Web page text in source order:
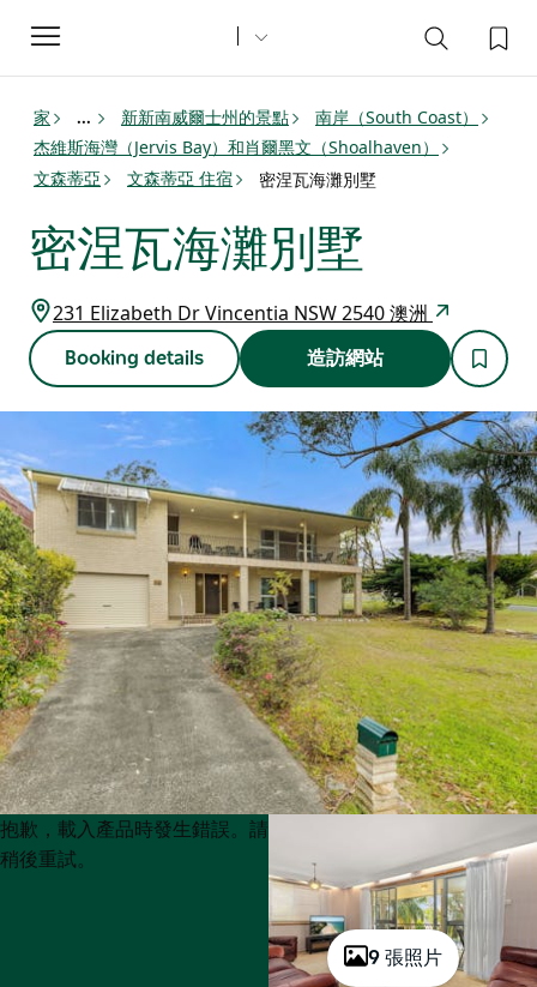
Toggle
navigation
家 ... 新新南威爾士州的景點
南岸（South Coast）
杰維斯海灣（Jervis Bay）和肖爾黑文（Shoalhaven）
文森蒂亞
文森蒂亞 住宿 密涅瓦海灘別墅
密涅瓦海灘別墅
231 Elizabeth Dr Vincentia NSW 2540 澳洲
Booking details 造訪網站
9 張照片
Product
List
Product
List
抱歉，載入產品時發生錯誤。請
稍後重試。